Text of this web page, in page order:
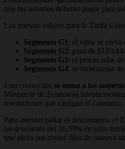
que los usuarios deberán pagar para
Los nuevos valores para la Tarifa
Segmento G1 : el valor se
Segmento G2: pasa de
Segmento G3: el precio sube
Segmento G4: se incrementa
Esta corrección se suma a los
Ministerio de Economía intenta
resoluciones que castigan el consumo.
Para intentar paliar el descontento, el
un descuento del 16,59% en julio
que eleva sus costos fijos de manera